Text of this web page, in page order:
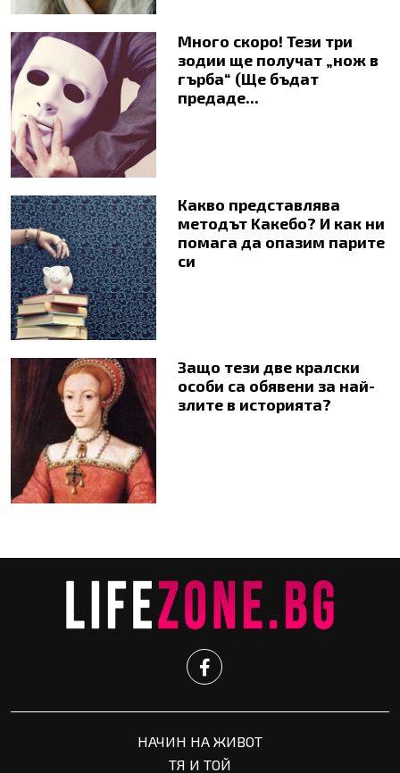
Много скоро! Тези три
зодии ще получат „нож в
гърба“ (Ще бъдат
предаде...
Какво представлява
методът Kaкебо? И как ни
помага да опазим парите
си
Защо тези две кралски
особи са обявени за най-
злите в историята?
НАЧИН НА ЖИВОТ
ТЯ И ТОЙ